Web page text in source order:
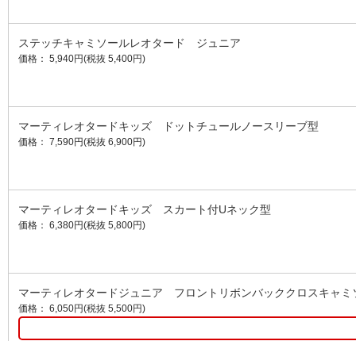
ステッチキャミソールレオタード ジュニア
価格： 5,940円(税抜 5,400円)
マーティレオタードキッズ ドットチュールノースリーブ型
価格： 7,590円(税抜 6,900円)
マーティレオタードキッズ スカート付Uネック型
価格： 6,380円(税抜 5,800円)
マーティレオタードジュニア フロントリボンバッククロスキャミ
価格： 6,050円(税抜 5,500円)